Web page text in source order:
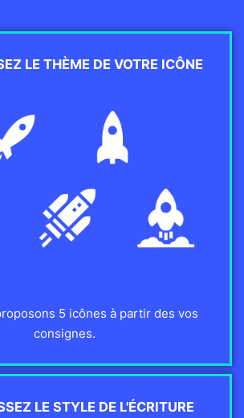
LE THÈME DE VOTRE ICÔNE
5 icônes à partir des vos
consignes.
LE STYLE DE L'ÉCRITURE